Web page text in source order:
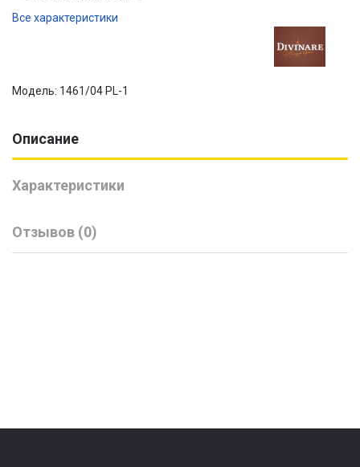
Все характеристики
Модель: 1461/04 PL-1
Описание
Характеристики
Отзывов (0)